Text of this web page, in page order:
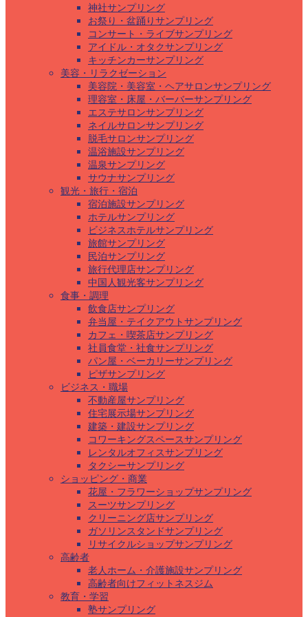
神社サンプリング
お祭り・盆踊りサンプリング
コンサート・ライブサンプリング
アイドル・オタクサンプリング
キッチンカーサンプリング
美容・リラクゼーション
美容院・美容室・ヘアサロンサンプリング
理容室・床屋・バーバーサンプリング
エステサロンサンプリング
ネイルサロンサンプリング
脱毛サロンサンプリング
温浴施設サンプリング
温泉サンプリング
サウナサンプリング
観光・旅行・宿泊
宿泊施設サンプリング
ホテルサンプリング
ビジネスホテルサンプリング
旅館サンプリング
民泊サンプリング
旅行代理店サンプリング
中国人観光客サンプリング
食事・調理
飲食店サンプリング
弁当屋・テイクアウトサンプリング
カフェ・喫茶店サンプリング
社員食堂・社食サンプリング
パン屋・ベーカリーサンプリング
ピザサンプリング
ビジネス・職場
不動産屋サンプリング
住宅展示場サンプリング
建築・建設サンプリング
コワーキングスペースサンプリング
レンタルオフィスサンプリング
タクシーサンプリング
ショッピング・商業
花屋・フラワーショップサンプリング
スーツサンプリング
クリーニング店サンプリング
ガソリンスタンドサンプリング
リサイクルショップサンプリング
高齢者
老人ホーム・介護施設サンプリング
高齢者向けフィットネスジム
教育・学習
塾サンプリング